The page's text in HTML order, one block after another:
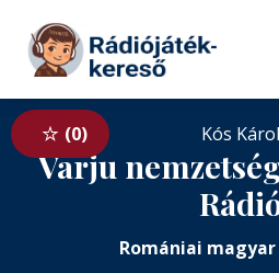
Tovább a tartalomhoz
0 Kós
Varju
Romániai